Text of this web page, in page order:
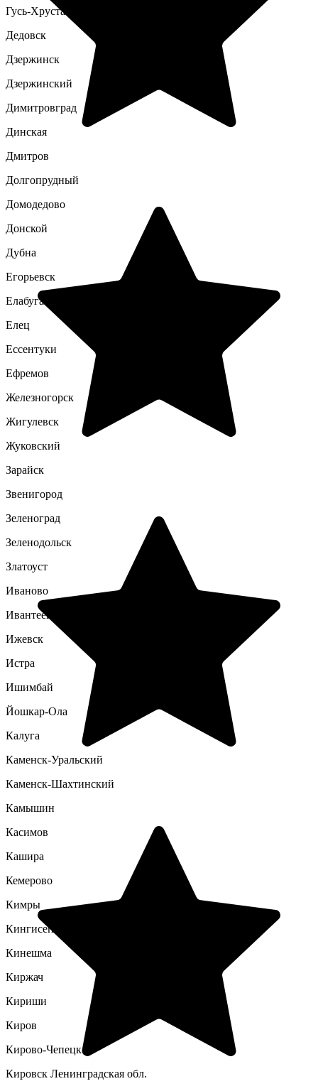
Гусь-Хрустальный
Дедовск
Дзержинск
Дзержинский
Димитровград
Динская
Дмитров
Долгопрудный
Домодедово
Донской
Дубна
Егорьевск
Елабуга
Елец
Ессентуки
Ефремов
Железногорск
Жигулевск
Жуковский
Зарайск
Звенигород
Зеленоград
Зеленодольск
Златоуст
Иваново
Ивантеевка
Ижевск
Истра
Ишимбай
Йошкар-Ола
Калуга
Каменск-Уральский
Каменск-Шахтинский
Камышин
Касимов
Кашира
Кемерово
Кимры
Кингисепп
Кинешма
Киржач
Кириши
Киров
Кирово-Чепецк
Кировск Ленинградская обл.